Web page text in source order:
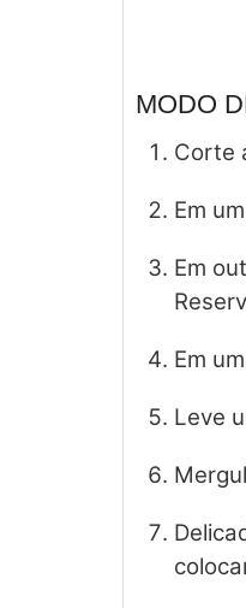
MODO
Corte
Em
Em
Em
Leve